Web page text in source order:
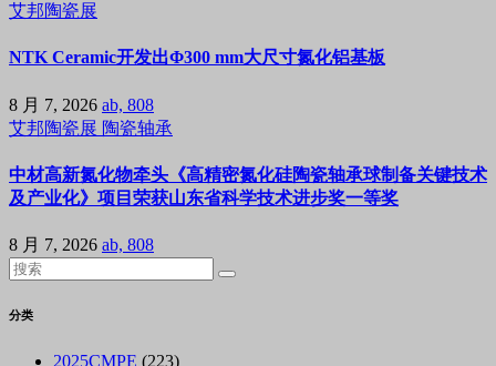
艾邦陶瓷展
NTK Ceramic开发出Φ300 mm大尺寸氮化铝基板
8 月 7, 2026 ab, 808
艾邦陶瓷展 陶瓷轴承
中材高新氮化物牵头《高精密氮化硅陶瓷轴承球制备关键技术
及产业化》项目荣获山东省科学技术进步奖一等奖
8 月 7, 2026 ab, 808
分类
2025CMPE (223)